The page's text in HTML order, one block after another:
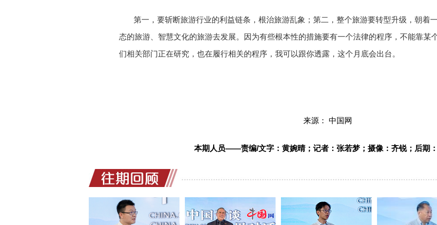
第一，要斩断旅游行业的利益链条，根治旅游乱象；第二，整个旅游要转型升级，朝着
态的旅游、智慧文化的旅游去发展。因为有些根本性的措施要有一个法律的程序，不能靠某
们相关部门正在研究，也在履行相关的程序，我可以跟你透露，这个月底会出台。
来源： 中国网
本期人员——责编/文字：黄婉晴；记者：张若梦；摄像：齐锐；后期